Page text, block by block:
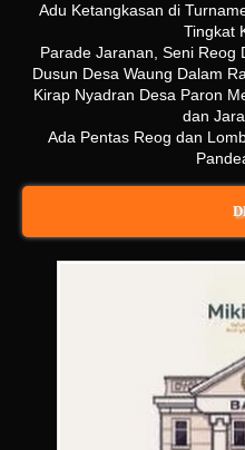
Adu Ketangkasan di
Tingkat
Parade Jaranan, Seni Reog
Dusun Desa Waung Dalam
Kirap Nyadran Desa Paron
dan
Ada Pentas Reog dan